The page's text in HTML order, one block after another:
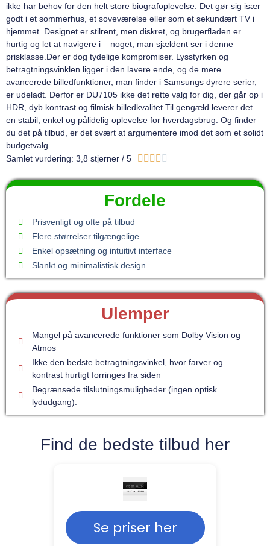
ikke har behov for den helt store biografoplevelse. Det gør sig især
godt i et sommerhus, et soveværelse eller som et sekundært TV i
hjemmet. Designet er stilrent, men diskret, og brugerfladen er
hurtig og let at navigere i – noget, man sjældent ser i denne
prisklasse.Der er dog tydelige kompromiser. Lysstyrken og
betragtningsvinklen ligger i den lavere ende, og de mere
avancerede billedfunktioner, man finder i Samsungs dyrere serier,
er udeladt. Derfor er DU7105 ikke det rette valg for dig, der går op i
HDR, dyb kontrast og filmisk billedkvalitet.Til gengæld leverer det
en stabil, enkel og pålidelig oplevelse for hverdagsbrug. Og finder
du det på tilbud, er det svært at argumentere imod det som et solidt
budgetvalg.
Samlet vurdering: 3,8 stjerner / 5
    
Fordele
Prisvenligt og ofte på tilbud
Flere størrelser tilgængelige
Enkel opsætning og intuitivt interface
Slankt og minimalistisk design
Ulemper
Mangel på avancerede funktioner som Dolby Vision og
Atmos
Ikke den bedste betragtningsvinkel, hvor farver og
kontrast hurtigt forringes fra siden
Begrænsede tilslutningsmuligheder (ingen optisk
lydudgang).
Find de bedste tilbud her
Se priser her